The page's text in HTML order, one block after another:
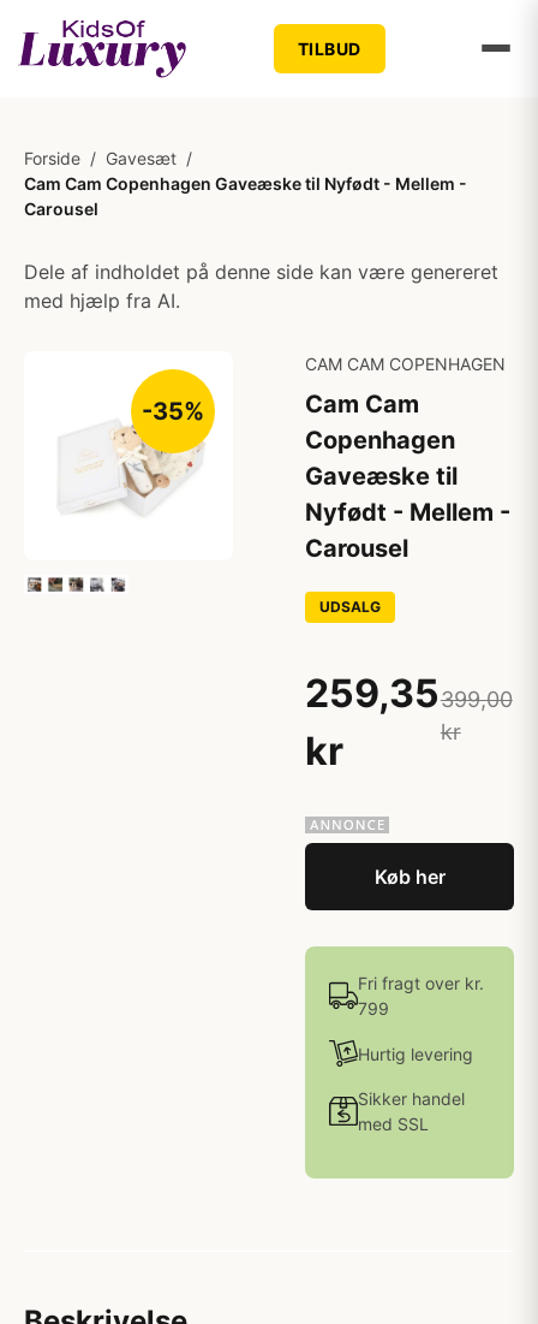
TILBUD
Forside / Gavesæt /
Cam Cam Copenhagen Gaveæske til Nyfødt - Mellem -
Carousel
Dele af indholdet på denne side kan være genereret
med hjælp fra AI.
-35%
CAM CAM COPENHAGEN
Cam Cam
Copenhagen
Gaveæske til
Nyfødt - Mellem -
Carousel
UDSALG
259,35
kr
399,00
kr
Køb her
Fri fragt over kr.
799
Hurtig levering
Sikker handel
med SSL